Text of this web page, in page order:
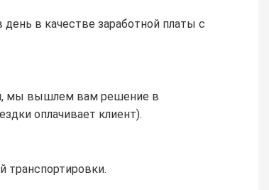
в качестве заработной платы с
мы вышлем вам решение в
оплачивает клиент).
транспортировки.